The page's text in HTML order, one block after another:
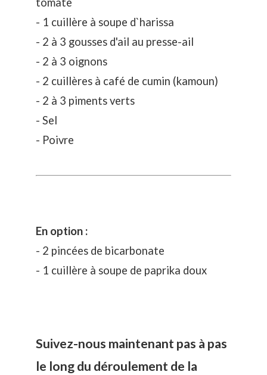
- 1 cuillère à soupe d`harissa
- 2 à 3 gousses d'ail au presse-ail
- 2 à 3 oignons
- 2 cuillères à café de cumin (kamoun)
- 2 à 3 piments verts
- Sel
- Poivre
En option :
- 2 pincées de bicarbonate
- 1 cuillère à soupe de paprika doux
Suivez-nous maintenant pas à pas
le long du déroulement de la